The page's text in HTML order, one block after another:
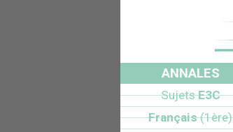
ANNALES
SujetsE3C
Français(1ère)